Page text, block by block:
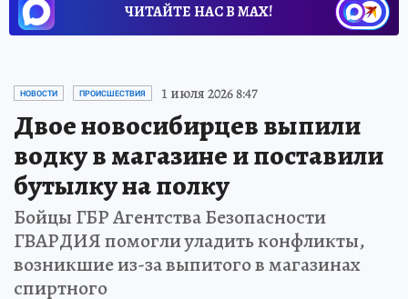
ЧИТАЙТЕ НАС В МАХ!
НОВОСТИ ПРОИСШЕСТВИЯ 1 июля 2026 8:47
Двое новосибирцев выпили
водку в магазине и поставили
бутылку на полку
Бойцы ГБР Агентства Безопасности
ГВАРДИЯ помогли уладить конфликты,
возникшие из-за выпитого в магазинах
спиртного